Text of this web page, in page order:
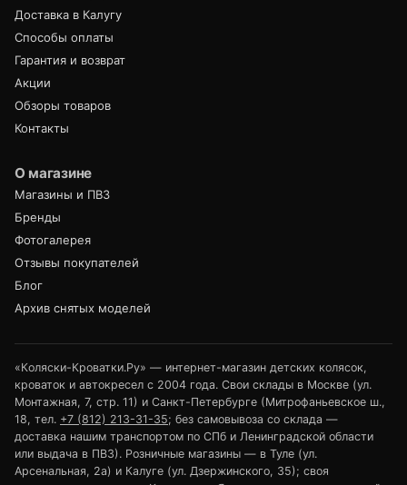
Доставка в Калугу
Способы оплаты
Гарантия и возврат
Акции
Обзоры товаров
Контакты
О магазине
Магазины и ПВЗ
Бренды
Фотогалерея
Отзывы покупателей
Блог
Архив снятых моделей
«Коляски-Кроватки.Ру» — интернет-магазин детских колясок,
кроваток и автокресел с 2004 года. Свои склады в Москве (ул.
Монтажная, 7, стр. 11) и Санкт-Петербурге (Митрофаньевское ш.,
18, тел. +7 (812) 213-31-35; без самовывоза со склада —
доставка нашим транспортом по СПб и Ленинградской области
или выдача в ПВЗ). Розничные магазины — в Туле (ул.
Арсенальная, 2а) и Калуге (ул. Дзержинского, 35); своя